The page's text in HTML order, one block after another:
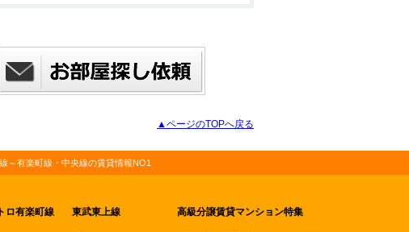
▲ページのTOPへ戻る
～有楽町線・中央線の賃貸情報NO1
ロ有楽町線 東武東上線 高級分譲賃貸マンション特集